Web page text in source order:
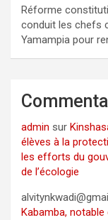
Réforme
conduit les chefs
Yamampia pour
admin sur
élèves à la
les efforts du
de l’écologie
Kabamba, notable